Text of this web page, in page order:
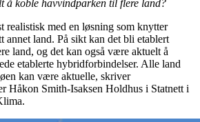
å koble havvindparken til flere land?
realistisk med en løsning som knytter
land. På sikt kan det bli etablert
land, og det kan også være aktuelt å
etablerte hybridforbindelser. Alle land
kan være aktuelle, skriver
Håkon Smith-Isaksen Holdhus i Statnett i